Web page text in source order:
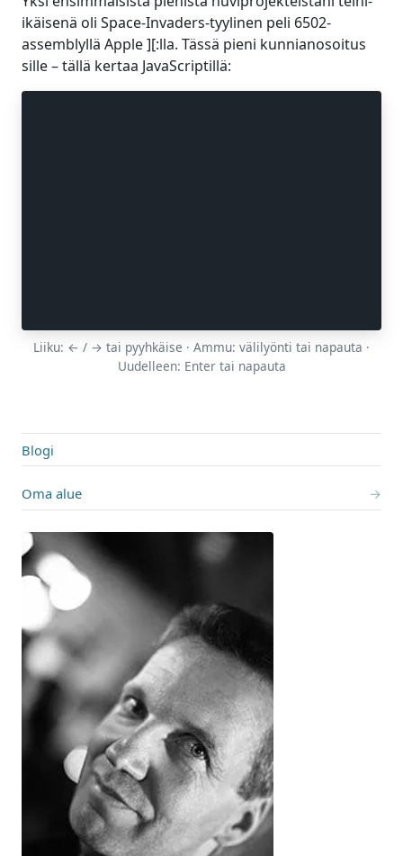
ikäisenä oli Space-Invaders-tyylinen peli 6502-
assemblyllä Apple ][:lla. Tässä pieni kunnianosoitus
sille – tällä kertaa JavaScriptillä:
Liiku: ← / → tai pyyhkäise · Ammu: välilyönti tai napauta ·
Uudelleen: Enter tai napauta
Blogi
Oma alue →